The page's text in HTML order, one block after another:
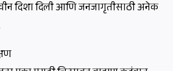
दिशा दिली आणि जनजागृतीसाठी अनेक